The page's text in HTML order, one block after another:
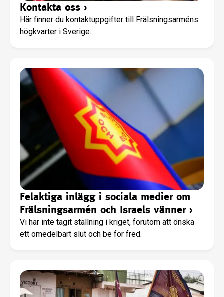
Kontakta oss ›
Här finner du kontaktuppgifter till Frälsningsarméns
högkvarter i Sverige.
Felaktiga inlägg i sociala medier om
Frälsningsarmén och Israels vänner›
Vi har inte tagit ställning i kriget, förutom att önska
ett omedelbart slut och be för fred.